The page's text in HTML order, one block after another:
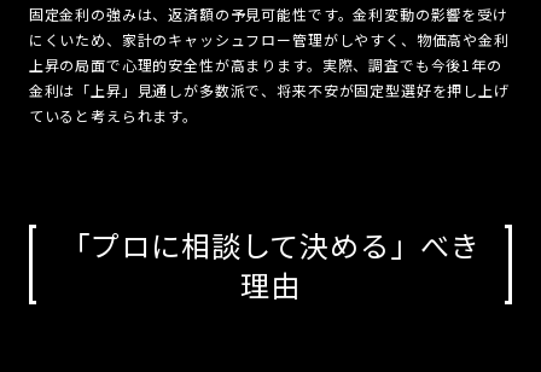
固定金利の強みは、返済額の予見可能性です。金利変動の影響を受け
にくいため、家計のキャッシュフロー管理がしやすく、物価高や金利
上昇の局面で心理的安全性が高まります。実際、調査でも今後1年の
金利は「上昇」見通しが多数派で、将来不安が固定型選好を押し上げ
ていると考えられます。
「プロに相談して決める」べき
理由